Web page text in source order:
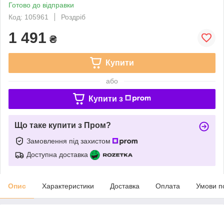
Готово до відправки
Код: 105961
Роздріб
1 491 ₴
Купити
або
Купити з
Що таке купити з Пром?
Замовлення під захистом
Доступна доставка
Опис Характеристики Доставка Оплата Умови